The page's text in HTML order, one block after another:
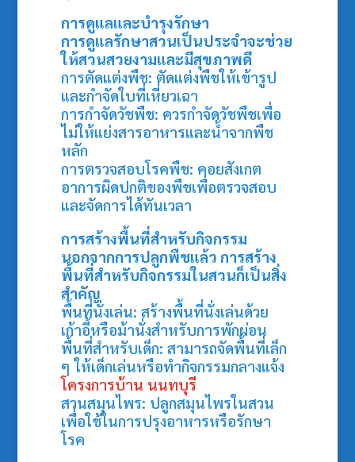
การดูแลและบำรุงรักษา
การดูแลรักษาสวนเป็นประจำจะช่วย
ให้สวนสวยงามและมีสุขภาพดี
การตัดแต่งพืช: ตัดแต่งพืชให้เข้ารูป
และกำจัดใบที่เหี่ยวเฉา
การกำจัดวัชพืช: ควรกำจัดวัชพืชเพื่อ
ไม่ให้แย่งสารอาหารและน้ำจากพืช
หลัก
การตรวจสอบโรคพืช: คอยสังเกต
อาการผิดปกติของพืชเพื่อตรวจสอบ
และจัดการได้ทันเวลา
การสร้างพื้นที่สำหรับกิจกรรม
นอกจากการปลูกพืชแล้ว การสร้าง
พื้นที่สำหรับกิจกรรมในสวนก็เป็นสิ่ง
สำคัญ
พื้นที่นั่งเล่น: สร้างพื้นที่นั่งเล่นด้วย
เก้าอี้หรือม้านั่งสำหรับการพักผ่อน
พื้นที่สำหรับเด็ก: สามารถจัดพื้นที่เล็ก
ๆ ให้เด็กเล่นหรือทำกิจกรรมกลางแจ้ง
โครงการบ้าน นนทบุรี
สวนสมุนไพร: ปลูกสมุนไพรในสวน
เพื่อใช้ในการปรุงอาหารหรือรักษา
โรค